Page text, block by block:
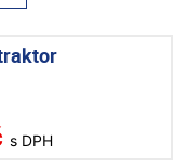
s DPH